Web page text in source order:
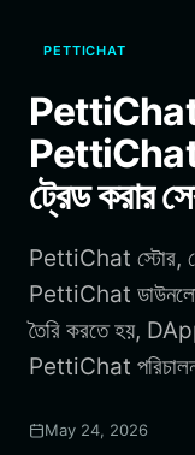
繁體中文
Português (Portugal)
Bahasa Indonesia
ภาษาไทย
Português (Brasil)
Español (Argentina)
PETTICHAT
PettiChat
ট্রেড করার
PettiChat স্টোর,
PettiChat
তৈরি করতে হয়,
PettiChat
May 24, 2026